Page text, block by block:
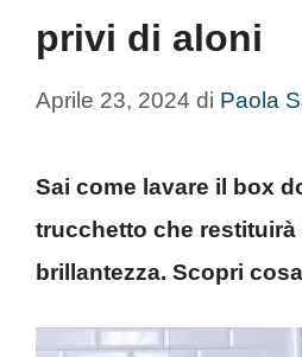
privi di aloni
Aprile 23, 2024 di Paola
Sai come lavare il box
trucchetto che restituirà
brillantezza. Scopri